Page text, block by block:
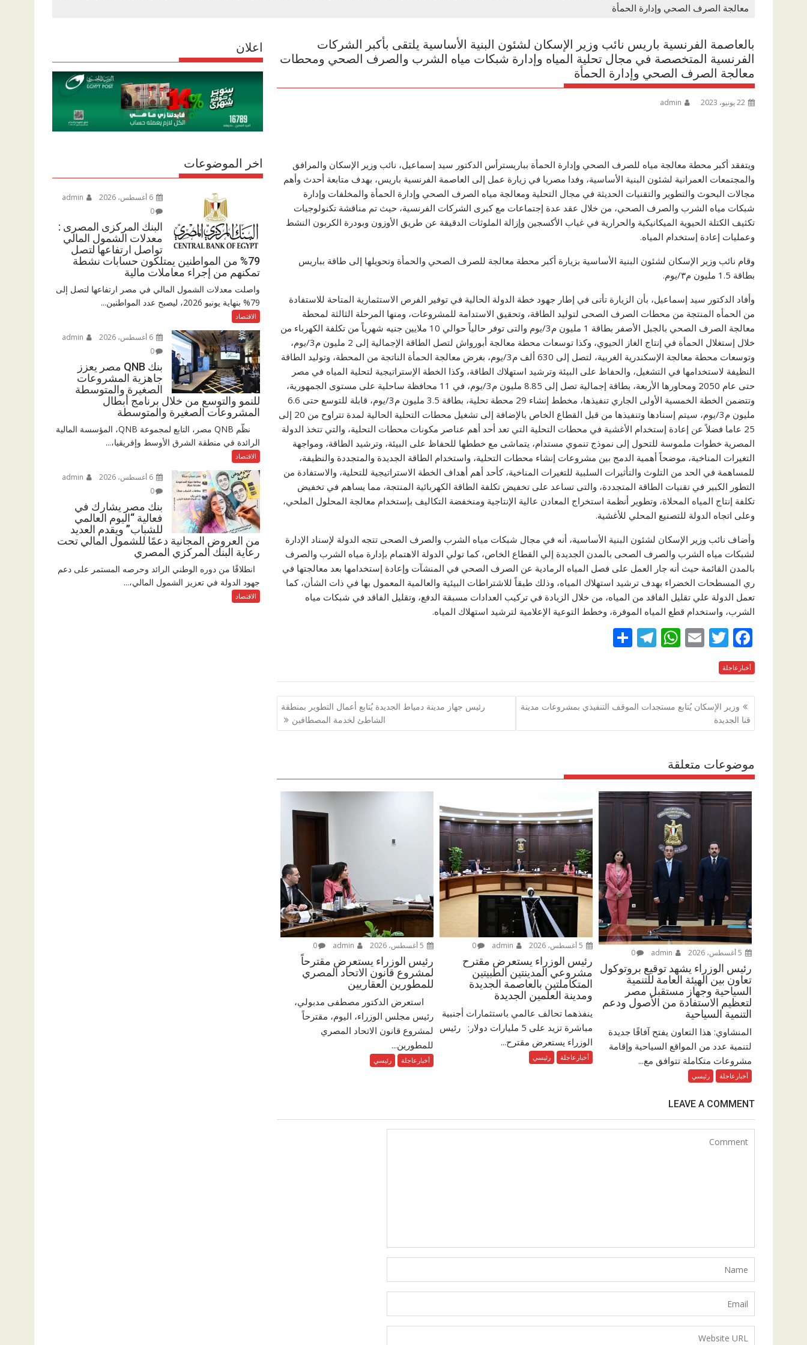
معالجة الصرف الصحي وإدارة الحمأة
بالعاصمة الفرنسية باريس نائب وزير الإسكان لشئون البنية الأساسية يلتقى بأكبر الشركات
الفرنسية المتخصصة في مجال تحلية المياه وإدارة شبكات مياه الشرب والصرف الصحي ومحطات
معالجة الصرف الصحي وإدارة الحمأة
22 يونيو، 2023 admin
ويتفقد أكبر محطة معالجة مياه للصرف الصحي وإدارة الحمأة بباريسترأس الدكتور سيد إسماعيل، نائب وزير الإسكان والمرافق
والمجتمعات العمرانية لشئون البنية الأساسية، وفدا مصريا في زيارة عمل إلى العاصمة الفرنسية باريس، بهدف متابعة أحدث وأهم
مجالات البحوث والتطوير والتقنيات الحديثة في مجال التحلية ومعالجة مياه الصرف الصحي وإدارة الحمأة والمخلفات وإدارة
شبكات مياه الشرب والصرف الصحي، من خلال عقد عدة إجتماعات مع كبرى الشركات الفرنسية، حيث تم مناقشة تكنولوجيات
تكثيف الكتلة الحيوية الميكانيكية والحرارية في غياب الأكسجين وإزالة الملوثات الدقيقة عن طريق الأوزون وبودرة الكربون النشط
وعمليات إعادة إستخدام المياه.
وقام نائب وزير الإسكان لشئون البنية الأساسية بزيارة أكبر محطة معالجة للصرف الصحي والحمأة وتحويلها إلى طاقة بباريس
بطاقة 1.5 مليون م٣/يوم.
وأفاد الدكتور سيد إسماعيل، بأن الزيارة تأتى في إطار جهود خطة الدولة الحالية في توفير الفرص الاستثمارية المتاحة للاستفادة
من الحمأه المنتجة من محطات الصرف الصحى لتوليد الطاقة، وتحقيق الاستدامة للمشروعات، ومنها المرحلة الثالثة لمحطة
معالجة الصرف الصحي بالجبل الأصفر بطاقة 1 مليون م3/يوم والتى توفر حالياً حوالي 10 ملايين جنيه شهرياً من تكلفة الكهرباء من
خلال إستغلال الحمأة في إنتاج الغاز الحيوي، وكذا توسعات محطة معالجة أبورواش لتصل الطاقة الإجمالية إلى 2 مليون م3/يوم،
وتوسعات محطة معالجة الإسكندرية الغربية، لتصل إلى 630 ألف م3/يوم، بغرض معالجة الحمأة الناتجة من المحطة، وتوليد الطاقة
النظيفة لاستخدامها في التشغيل، والحفاظ على البيئة وترشيد استهلاك الطاقة، وكذا الخطة الإستراتيجية لتحلية المياه في مصر
حتى عام 2050 ومحاورها الأربعة، بطاقة إجمالية تصل إلى 8.85 مليون م3/يوم، في 11 محافظة ساحلية على مستوى الجمهورية،
وتتضمن الخطة الخمسية الأولى الجاري تنفيذها، مخطط إنشاء 29 محطة تحلية، بطاقة 3.5 مليون م3/يوم، قابلة للتوسع حتى 6.6
مليون م3/يوم، سيتم إسنادها وتنفيذها من قبل القطاع الخاص بالإضافة إلى تشغيل محطات التحلية الحالية لمدة تتراوح من 20 إلى
25 عاما فضلاً عن إعادة إستخدام الأغشية في محطات التحلية التي تعد أحد أهم عناصر مكونات محطات التحلية، والتي تتخذ الدولة
المصرية خطوات ملموسة للتحول إلى نموذج تنموي مستدام، يتماشى مع خططها للحفاظ على البيئة، وترشيد الطاقة، ومواجهة
التغيرات المناخية، موضحاً أهمية الدمج بين مشروعات إنشاء محطات التحلية، واستخدام الطاقة الجديدة والمتجددة والنظيفة،
للمساهمة في الحد من التلوث والتأثيرات السلبية للتغيرات المناخية، كأحد أهم أهداف الخطة الاستراتيجية للتحلية، والاستفادة من
التطور الكبير في تقنيات الطاقة المتجددة، والتى تساعد على تخفيض تكلفة الطاقة الكهربائية المنتجة، مما يساهم في تخفيض
تكلفة إنتاج المياه المحلاة، وتطوير أنظمة استخراج المعادن عالية الإنتاجية ومنخفضة التكاليف بإستخدام معالجة المحلول الملحي،
وعلى اتجاه الدولة للتصنيع المحلي للأغشية.
وأضاف نائب وزير الإسكان لشئون البنية الأساسية، أنه في مجال شبكات مياه الشرب والصرف الصحى تتجه الدولة لإسناد الإدارة
لشبكات مياه الشرب والصرف الصحى بالمدن الجديدة إلي القطاع الخاص، كما تولي الدولة الاهتمام بإدارة مياه الشرب والصرف
بالمدن القائمة حيث أنه جار العمل على فصل المياه الرمادية عن الصرف الصحي في المنشآت وإعادة إستخدامها بعد معالجتها في
ري المسطحات الخضراء بهدف ترشيد استهلاك المياه، وذلك طبقاً للاشتراطات البيئية والعالمية المعمول بها في ذات الشأن، كما
تعمل الدولة علي تقليل الفاقد من المياه، من خلال الزيادة في تركيب العدادات مسبقة الدفع، وتقليل الفاقد في شبكات مياه
الشرب، واستخدام قطع المياه الموفرة، وخطط التوعية الإعلامية لترشيد استهلاك المياه.
F
ac
e
b
o
o
T
itt
er
E
ai
l
W
at
s
A
p
T
e
gr
a
m
ar
e
أخبارعاجلة
تصفّح
المقالات
وزير الإسكان يُتابع مستجدات الموقف التنفيذي بمشروعات مدينة
قنا الجديدة
رئيس جهاز مدينة دمياط الجديدة يُتابع أعمال التطوير بمنطقة
الشاطئ لخدمة المصطافين
موضوعات متعلقة
0
رئيس الوزراء يشهد توقيع بروتوكول
تعاون بين الهيئة العامة للتنمية
السياحية وجهاز مستقبل مصر
لتعظيم الاستفادة من الأصول ودعم
التنمية السياحية
المنشاوي: هذا التعاون يفتح آفاقًا جديدة
لتنمية عدد من المواقع السياحية وإقامة
مشروعات متكاملة تتوافق مع...
أخبارعاجلة رئيسي
0
رئيس الوزراء يستعرض مقترح
مشروعي المدينتين الطبيتين
المتكاملتين بالعاصمة الجديدة
ومدينة العلمين الجديدة
ينفذهما تحالف عالمي باستثمارات أجنبية
مباشرة تزيد على 5 مليارات دولار: رئيس
الوزراء يستعرض مقترح...
أخبارعاجلة رئيسي
0
رئيس الوزراء يستعرض مقترحاً
لمشروع قانون الاتحاد المصري
للمطورين العقاريين
استعرض الدكتور مصطفى مدبولي،
رئيس مجلس الوزراء، اليوم، مقترحاً
لمشروع قانون الاتحاد المصري
للمطورين...
أخبارعاجلة رئيسي
LEAVE A COMMENT
اعلان
اخر الموضوعات
0
البنك المركزى المصرى :
معدلات الشمول المالي
تواصل ارتفاعها لتصل
79% من المواطنين يمتلكون حسابات نشطة
تمكنهم من إجراء معاملات مالية
واصلت معدلات الشمول المالي في مصر ارتفاعها لتصل إلى
79% بنهاية يونيو 2026، ليصبح عدد المواطنين...
الاقتصاد
0
بنك QNB مصر يعزز
جاهزية المشروعات
الصغيرة والمتوسطة
للنمو والتوسع من خلال برنامج أبطال
المشروعات الصغيرة والمتوسطة
نظّم QNB مصر، التابع لمجموعة QNB، المؤسسة المالية
الرائدة في منطقة الشرق الأوسط وإفريقيا،...
الاقتصاد
0
بنك مصر يشارك في
فعالية “اليوم العالمي
للشباب” ويقدم العديد
من العروض المجانية دعمًا للشمول المالي تحت
رعاية البنك المركزي المصري
انطلاقًا من دوره الوطني الرائد وحرصه المستمر على دعم
جهود الدولة في تعزيز الشمول المالي،...
الاقتصاد